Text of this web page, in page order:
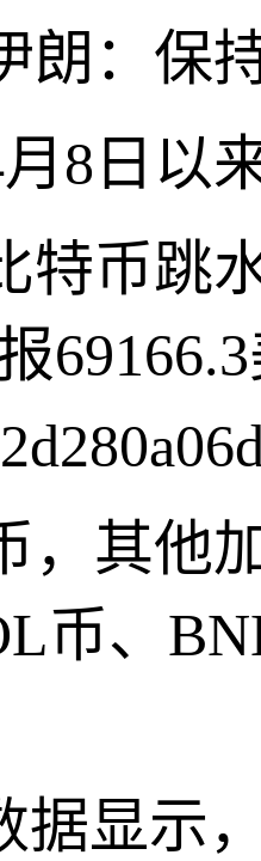
朗：保
8日以
特币跳
，其他
币、
据显示